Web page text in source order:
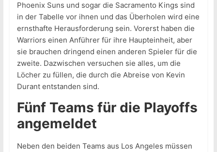
Phoenix Suns und sogar die Sacramento Kings sind
in der Tabelle vor ihnen und das Überholen wird eine
ernsthafte Herausforderung sein. Vorerst haben die
Warriors einen Anführer für ihre Haupteinheit, aber
sie brauchen dringend einen anderen Spieler für die
zweite. Dazwischen versuchen sie alles, um die
Löcher zu füllen, die durch die Abreise von Kevin
Durant entstanden sind.
Fünf Teams für die Playoffs
angemeldet
Neben den beiden Teams aus Los Angeles müssen